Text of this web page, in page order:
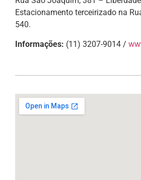
Estacionamento terceirizado na
540.
Informações: (11) 3207-9014 /